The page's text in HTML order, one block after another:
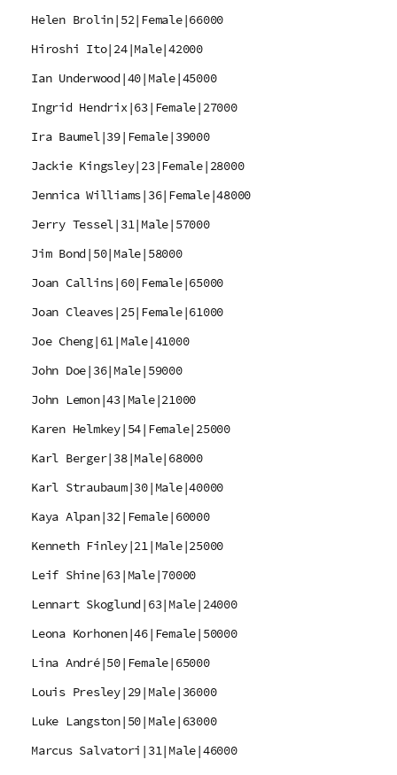
Helen Brolin|52|Female|66000
Hiroshi Ito|24|Male|42000
Ian Underwood|40|Male|45000
Ingrid Hendrix|63|Female|27000
Ira Baumel|39|Female|39000
Jackie Kingsley|23|Female|28000
Jennica Williams|36|Female|48000
Jerry Tessel|31|Male|57000
Jim Bond|50|Male|58000
Joan Callins|60|Female|65000
Joan Cleaves|25|Female|61000
Joe Cheng|61|Male|41000
John Doe|36|Male|59000
John Lemon|43|Male|21000
Karen Helmkey|54|Female|25000
Karl Berger|38|Male|68000
Karl Straubaum|30|Male|40000
Kaya Alpan|32|Female|60000
Kenneth Finley|21|Male|25000
Leif Shine|63|Male|70000
Lennart Skoglund|63|Male|24000
Leona Korhonen|46|Female|50000
Lina André|50|Female|65000
Louis Presley|29|Male|36000
Luke Langston|50|Male|63000
Marcus Salvatori|31|Male|46000